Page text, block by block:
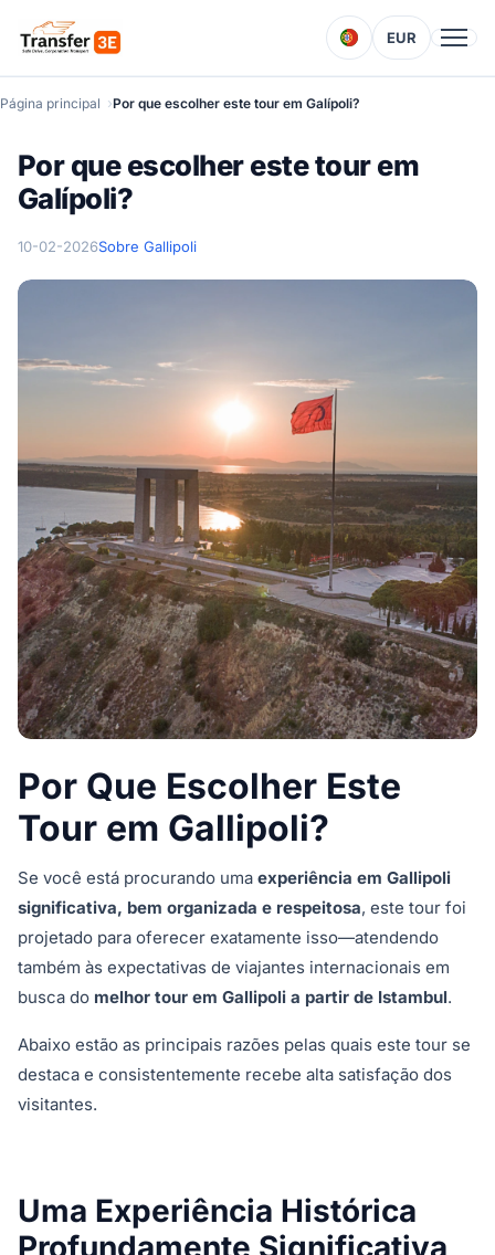
EUR
Página principal Por que escolher este tour em Galípoli?
Por que escolher este tour em
Galípoli?
10-02-2026Sobre Gallipoli
Por Que Escolher Este
Tour em Gallipoli?
Se você está procurando uma experiência em Gallipoli
significativa, bem organizada e respeitosa, este tour foi
projetado para oferecer exatamente isso—atendendo
também às expectativas de viajantes internacionais em
busca do melhor tour em Gallipoli a partir de Istambul.
Abaixo estão as principais razões pelas quais este tour se
destaca e consistentemente recebe alta satisfação dos
visitantes.
Uma Experiência Histórica
Profundamente Significativa